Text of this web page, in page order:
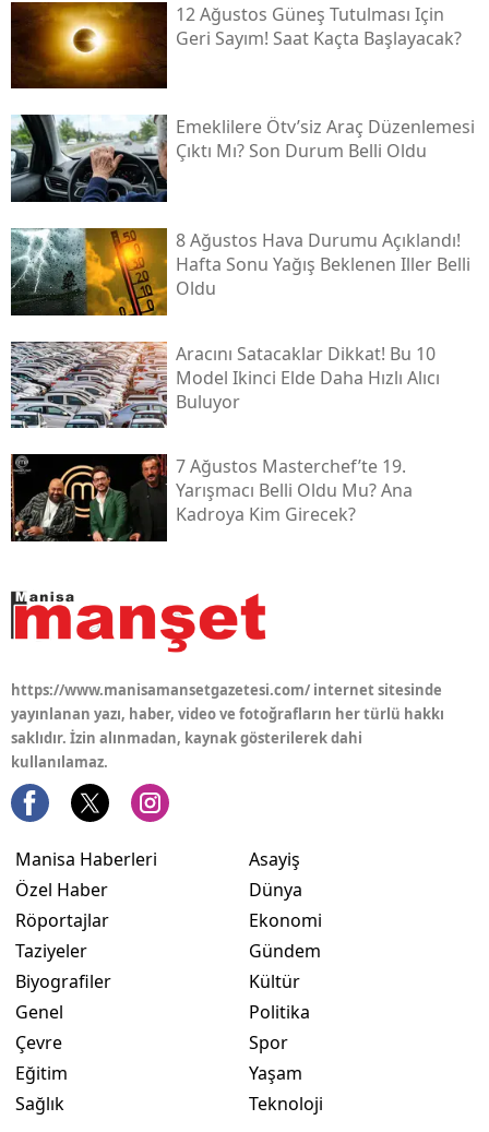
12 Ağustos Güneş Tutulması Için
Geri Sayım! Saat Kaçta Başlayacak?
Emeklilere Ötv’siz Araç Düzenlemesi
Çıktı Mı? Son Durum Belli Oldu
8 Ağustos Hava Durumu Açıklandı!
Hafta Sonu Yağış Beklenen Iller Belli
Oldu
Aracını Satacaklar Dikkat! Bu 10
Model Ikinci Elde Daha Hızlı Alıcı
Buluyor
7 Ağustos Masterchef’te 19.
Yarışmacı Belli Oldu Mu? Ana
Kadroya Kim Girecek?
https://www.manisamansetgazetesi.com/ internet sitesinde
yayınlanan yazı, haber, video ve fotoğrafların her türlü hakkı
saklıdır. İzin alınmadan, kaynak gösterilerek dahi
kullanılamaz.
Manisa Haberleri
Özel Haber
Röportajlar
Taziyeler
Biyografiler
Genel
Çevre
Eğitim
Sağlık
Asayiş
Dünya
Ekonomi
Gündem
Kültür
Politika
Spor
Yaşam
Teknoloji